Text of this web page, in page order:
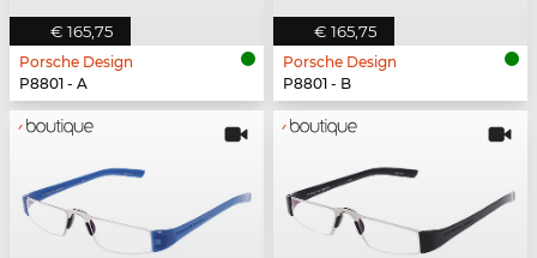
€ 165,75
Porsche Design
P8801 - A
€ 165,75
Porsche Design
P8801 - B